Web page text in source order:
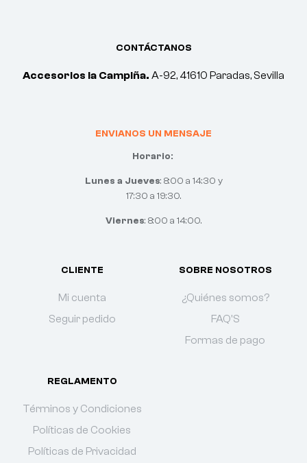
CONTÁCTANOS
Accesorios la Campiña. A-92, 41610 Paradas, Sevilla
ENVIANOS UN MENSAJE
Horario:
Lunes a Jueves: 8:00 a 14:30 y
17:30 a 19:30.
Viernes: 8:00 a 14:00.
CLIENTE
Mi cuenta
Seguir pedido
SOBRE NOSOTROS
¿Quiénes somos?
FAQ'S
Formas de pago
REGLAMENTO
Términos y Condiciones
Políticas de Cookies
Políticas de Privacidad